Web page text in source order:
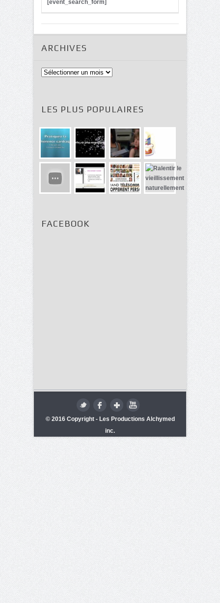
[event_search_form]
ARCHIVES
Archives
LES PLUS POPULAIRES
FACEBOOK
© 2016 Copyright - Les Productions Alchymed
inc.